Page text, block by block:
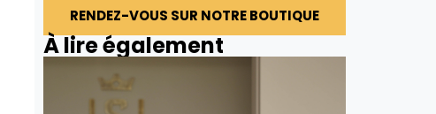
RENDEZ-VOUS SUR NOTRE BOUTIQUE
À lire également